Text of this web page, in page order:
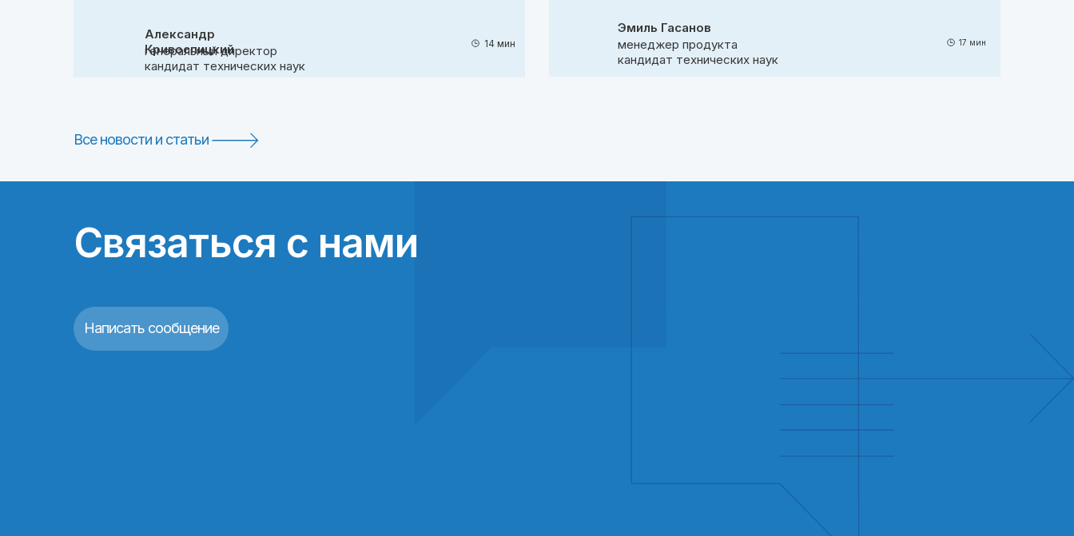
14 мин 17 мин
Эмиль Гасанов
Александр
Кривоспицкий
генеральный директор
кандидат технических наук
менеджер продукта
кандидат технических наук
Все новости и статьи
Написать сообщение
Связаться с нами
данных в соответствии сПолитикой
писем о новостях и мероприятиях NAUKA